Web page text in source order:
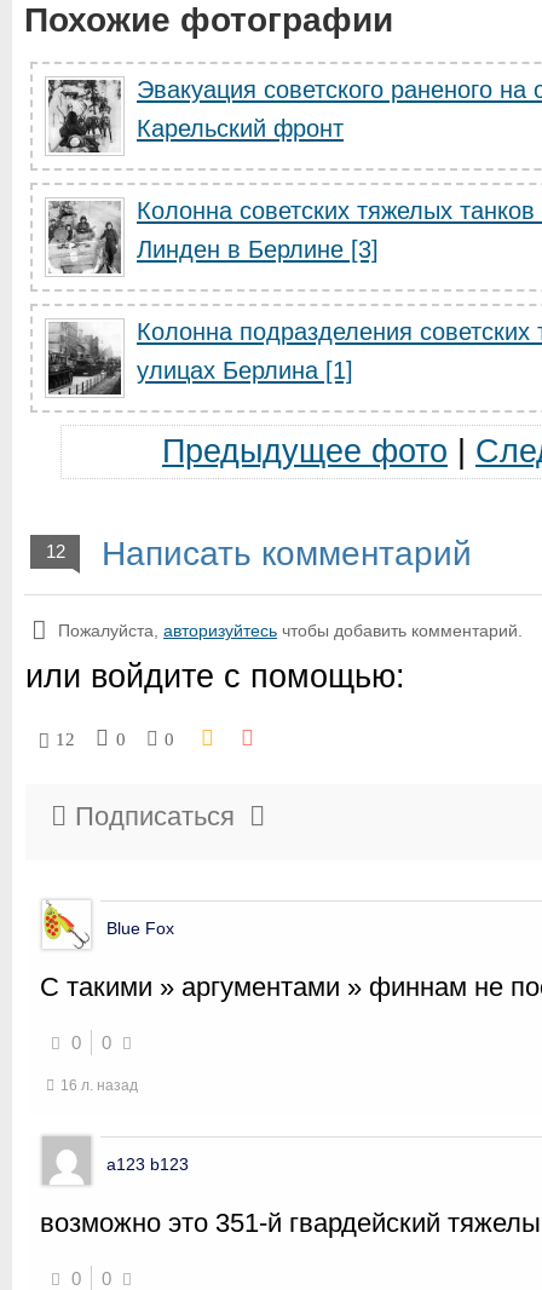
Похожие фотографии
Эвакуация советского раненого на
Карельский фронт
Колонна советских тяжелых
Линден в Берлине [3]
Колонна подразделения
улицах Берлина [1]
Предыдущее фото
12 Написать комментарий
Пожалуйста, авторизуйтесь чтобы добавить комментарий.
или войдите с помощью:
12 0 0
Подписаться
Blue Fox
С такими » аргументами » финнам не
0 0
16 л. назад
a123 b123
возможно это 351-й гвардейский
0 0